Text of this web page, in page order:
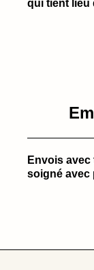
qui tient lieu
Envois
soigné avec